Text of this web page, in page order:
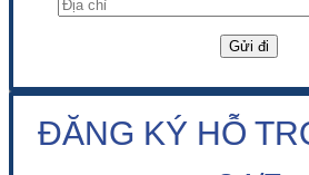
ĐĂNG KÝ HỖ